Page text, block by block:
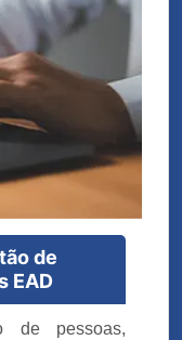
de
EAD
de pessoas,